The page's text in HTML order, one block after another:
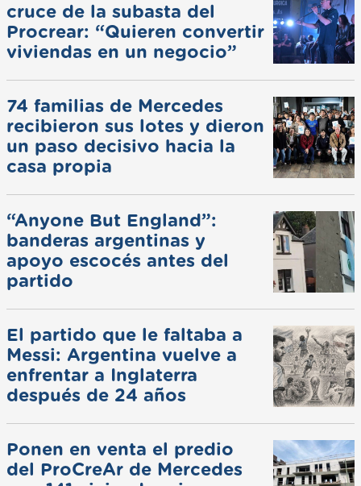
cruce de la subasta del
Procrear: “Quieren convertir
viviendas en un negocio”
74 familias de Mercedes
recibieron sus lotes y dieron
un paso decisivo hacia la
casa propia
“Anyone But England”:
banderas argentinas y
apoyo escocés antes del
partido
El partido que le faltaba a
Messi: Argentina vuelve a
enfrentar a Inglaterra
después de 24 años
Ponen en venta el predio
del ProCreAr de Mercedes